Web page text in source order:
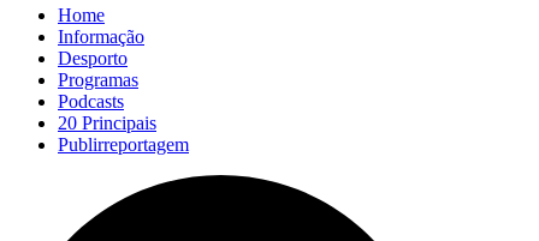
Home
Informação
Desporto
Programas
Podcasts
20 Principais
Publirreportagem